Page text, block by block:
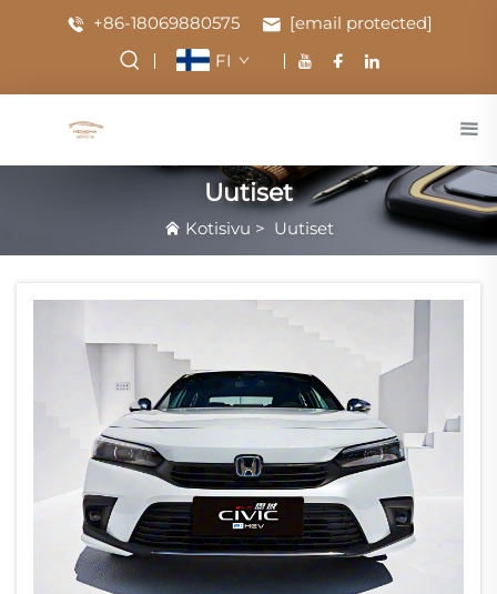
+86-18069880575
[email protected]
FI
Uutiset
Kotisivu > Uutiset